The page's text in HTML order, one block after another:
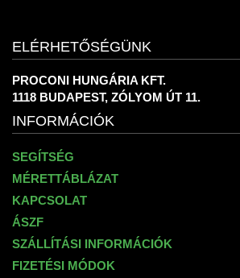
ELÉRHETŐSÉGÜNK
PROCONI HUNGÁRIA KFT.
1118 BUDAPEST, ZÓLYOM ÚT 11.
INFORMÁCIÓK
SEGÍTSÉG
MÉRETTÁBLÁZAT
KAPCSOLAT
ÁSZF
SZÁLLÍTÁSI INFORMÁCIÓK
FIZETÉSI MÓDOK